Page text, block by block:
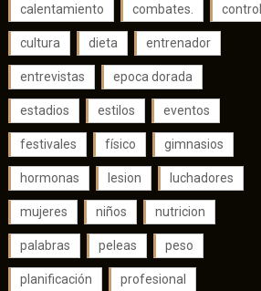
calentamiento combates. control
cultura dieta entrenador
entrevistas epoca dorada
estadios estilos eventos
festivales físico gimnasios
hormonas lesion luchadores
mujeres niños nutricion
palabras peleas peso
planificación profesional